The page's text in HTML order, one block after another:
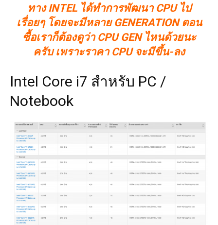
ทาง INTEL ได้ทำการพัฒนา CPU ไป
เรื่อยๆ โดยจะมีหลาย GENERATION ตอน
ซื้อเราก็ต้องดูว่า CPU GEN ไหนด้วยนะ
ครับ เพราะราคา CPU จะมีขึ้น-ลง
Intel Core i7 สำหรับ PC /
Notebook